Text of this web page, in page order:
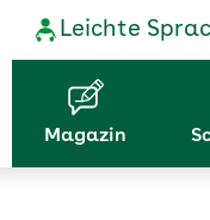
Leichte
Magazin